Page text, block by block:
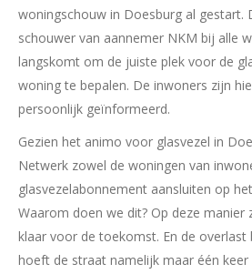
woningschouw in Doesburg al gestart.
schouwer van aannemer NKM bij alle
langskomt om de juiste plek voor de
woning te bepalen. De inwoners zijn
persoonlijk geïnformeerd.
Gezien het animo voor glasvezel in
Netwerk zowel de woningen van
glasvezelabonnement aansluiten op
Waarom doen we dit? Op deze manier
klaar voor de toekomst. En de
hoeft de straat namelijk maar één keer